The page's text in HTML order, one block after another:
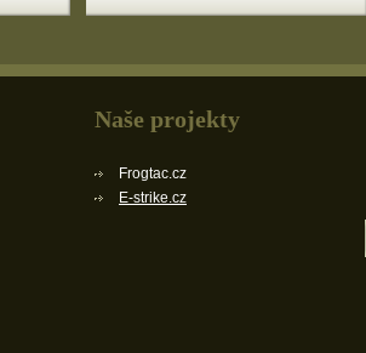
Naše projekty
Frogtac.cz
E-strike.cz